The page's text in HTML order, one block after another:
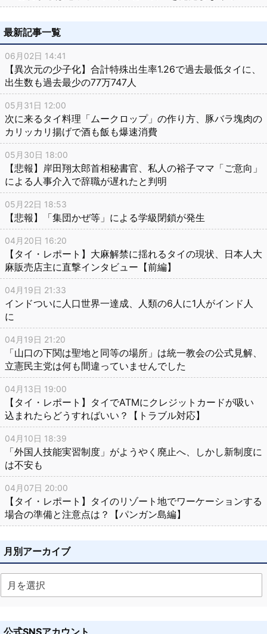
最新記事一覧
06月02日 14:41
【異次元の少子化】合計特殊出生率1.26で過去最低タイに、
出生数も過去最少の77万747人
05月31日 12:00
次に来るタイ料理「ムークロップ」の作り方、豚バラ塊肉の
カリッカリ揚げで酒も飯も爆速消費
05月30日 18:00
【悲報】岸田翔太郎首相秘書官、私人の裕子ママ「ご意向」
による人事介入で辞職が遅れたと判明
05月22日 18:53
【悲報】「集団かぜ等」による学級閉鎖が発生
04月20日 16:20
【タイ・レポート】大麻解禁に揺れるタイの現状、日本人大
麻販売店主に直撃インタビュー【前編】
04月19日 21:33
インドついに人口世界一達成、人類の6人に1人がインド人
に
04月19日 21:20
「山口の下関は聖地と同等の場所」は統一教会の公式見解、
立憲民主党は何も間違っていませんでした
04月13日 19:00
【タイ・レポート】タイでATMにクレジットカードが吸い
込まれたらどうすればいい？【トラブル対応】
04月10日 18:39
「外国人技能実習制度」がようやく廃止へ、しかし新制度に
は不安も
04月07日 20:00
【タイ・レポート】タイのリゾート地でワーケーションする
場合の準備と注意点は？【パンガン島編】
月別アーカイブ
公式SNSアカウント